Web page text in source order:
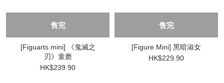
售完
[Figuarts mini] 《鬼滅之
刃》童磨
HK$239.90
售完
[Figure Mini] 黑暗淑女
HK$229.90